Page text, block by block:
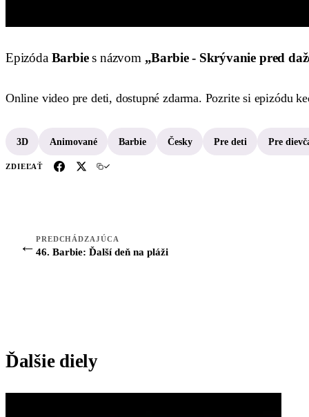
Epizóda Barbies názvom „Barbie - Skrývanie pred
Online video pre deti, dostupné zdarma. Pozrite si epizódu
3D Animované Barbie Česky Pre deti Pre
ZDIEĽAŤ
← PREDCHÁDZAJÚCA
46. Barbie: Ďalší deň na pláži
Ďalšie diely